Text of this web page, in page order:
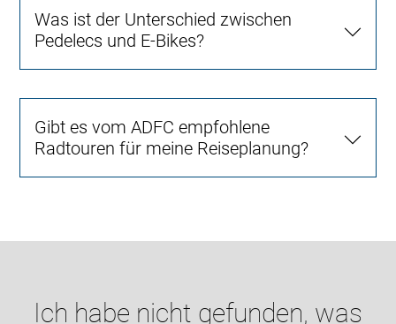
Was ist der Unterschied zwischen
Pedelecs und E-Bikes?
Gibt es vom ADFC empfohlene
Radtouren für meine Reiseplanung?
Ich habe nicht gefunden, was